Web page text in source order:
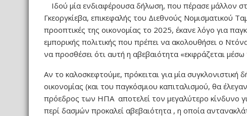
Ιδού μία ενδιαφέρουσα δήλωση, που πέρασε μάλλον
Γκεοργκίεβα, επικεφαλής του Διεθνούς Νομισματικού
προοπτικές της οικονομίας το 2025, έκανε λόγο για
εμπορικής πολιτικής που πρέπει να ακολουθήσει ο
να προσθέσει ότι αυτή η αβεβαιότητα «εκφράζεται
Αν το καλοσκεφτούμε, πρόκειται για μία
οικονομίας (και του παγκόσμιου καπιταλισμού, θα
πρόεδρος των ΗΠΑ αποτελεί τον μεγαλύτερο κίνδυνο
περί δασμών προκαλεί αβεβαιότητα , η οποία